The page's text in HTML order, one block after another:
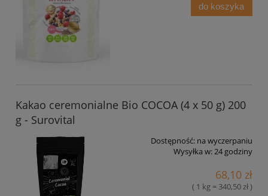
do koszyka
Kakao ceremonialne Bio COCOA (4 x 50 g) 200
g - Surovital
Dostępność: na wyczerpaniu
Wysyłka w:24 godziny
68,10 zł
( 1 kg = 340,50 zł )